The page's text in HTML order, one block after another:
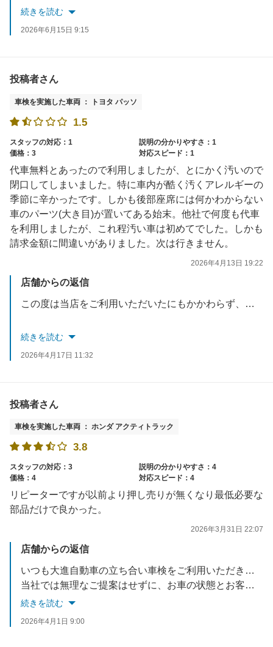
当社では車検の他に新車マイカーリース・中古車販売・キズヘコミ直し・万が一の事故受付・保険の見直しなどお車の事はトータルサポートさせていただいております。何かございましたらぜひご相談くださいね。またのご来店を心よりお待ちしております！✨
続きを読む
2026年6月15日 9:15
投稿者さん
車検を実施した車両 ： トヨタ パッソ
1.5
スタッフの対応：1
説明の分かりやすさ：1
価格：3
対応スピード：1
代車無料とあったので利用しましたが、とにかく汚いので
閉口してしまいました。特に車内が酷く汚くアレルギーの
季節に辛かったです。しかも後部座席には何かわからない
車のパーツ(大き目)が置いてある始末。他社で何度も代車
を利用しましたが、これ程汚い車は初めてでした。しかも
請求金額に間違いがありました。次は行きません。
2026年4月13日 19:22
店舗からの返信
この度は当店をご利用いただいたにもかかわらず、代車の状態およびご請求内容に関してご不快な思いをおかけしましたこと、心よりお詫び申し上げます。
本来であれば、代車はお客様に安心して快適にご利用いただける状態でお貸し出しすべきところ、清掃が行き届いておらず、さらに車内に部品が残置されていたとのことで、あってはならない管理不備であったと深く反省しております。加えて、アレルギーの季節にお辛い思いをさせてしまいましたことも、重ねてお詫び申し上げます。
また、ご請求金額の誤りにつきましても、確認体制の甘さによるものであり、大変申し訳ございませんでした。
貴重なご意見をお寄せいただき、誠にありがとうございました。
続きを読む
2026年4月17日 11:32
投稿者さん
車検を実施した車両 ： ホンダ アクティトラック
3.8
スタッフの対応：3
説明の分かりやすさ：4
価格：4
対応スピード：4
リピーターですが以前より押し売りが無くなり最低必要な
部品だけで良かった。
2026年3月31日 22:07
店舗からの返信
いつも大進自動車の立ち合い車検をご利用いただきありがとうございます！以前は当店のご案内において、ご意向に沿わないご提案となってしまった点がありましたこと、深くお詫び申し上げます。配慮が至らず、大変申し訳ございませんでした。
当社では無理なご提案はせずに、お車の状態とお客様のご要望に沿った整備や部品交換のみを分かりやすくご案内することを心がけております。今後もお客様に安心してお任せしていただけますよう精進してまいります！またのご来店を心よりお待ちしております。✨
続きを読む
2026年4月1日 9:00